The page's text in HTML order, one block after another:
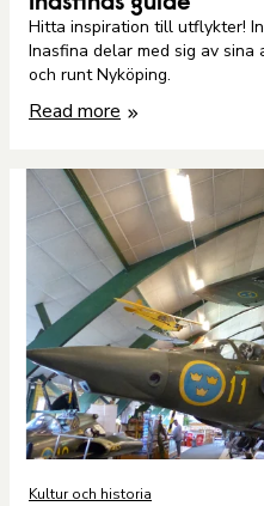
Hitta inspiration till utflykter!
Inasfina delar med sig av
och runt Nyköping.
Read more
Kultur och historia